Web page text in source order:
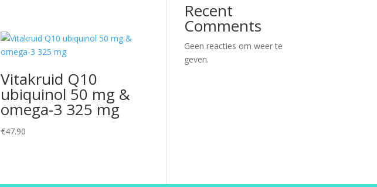
Vitakruid Q10
ubiquinol 50 mg &
omega-3 325 mg
€47.90
Recent
Comments
Geen reacties om weer te
geven.